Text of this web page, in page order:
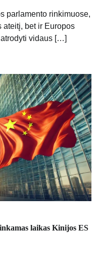
parlamento rinkimuose,
ateitį, bet ir Europos
vidaus […]
laikas Kinijos ES